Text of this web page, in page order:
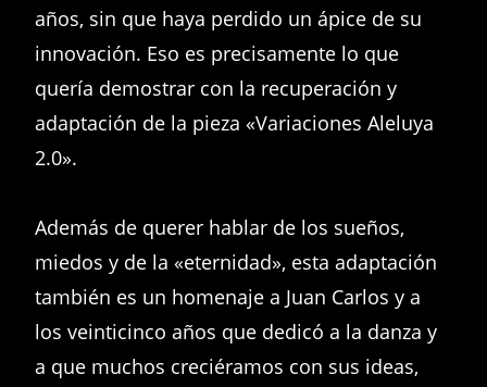
años, sin que haya perdido un ápice de su
innovación. Eso es precisamente lo que
quería demostrar con la recuperación y
adaptación de la pieza «Variaciones Aleluya
2.0».
Además de querer hablar de los sueños,
miedos y de la «eternidad», esta adaptación
también es un homenaje a Juan Carlos y a
los veinticinco años que dedicó a la danza y
a que muchos creciéramos con sus ideas,